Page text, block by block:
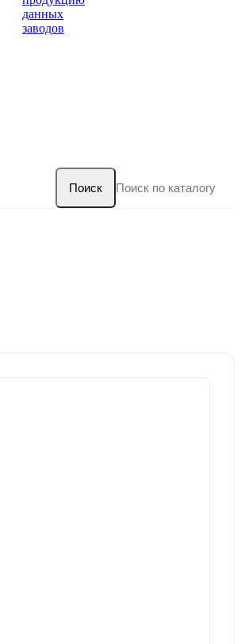
данных
заводов
Поиск